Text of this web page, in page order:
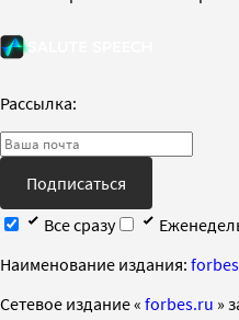
Рассылка:
Подписаться
Все сразу
Наименование издания:
Cетевое издание « forbes.ru »